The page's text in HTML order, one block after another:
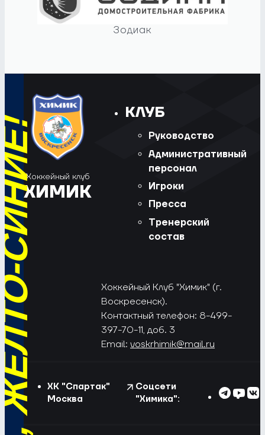
Зодиак
Хоккейный клуб
ХИМИК
КЛУБ
Руководство
Административный
персонал
Игроки
Пресса
Тренерский
состав
Хоккейный Клуб "Химик" (г.
Воскресенск).
Контактный телефон: 8-499-
397-70-11, доб. 3
Email: voskrhimik@mail.ru
ХК "Спартак"
Москва
Соцсети
"Химика":